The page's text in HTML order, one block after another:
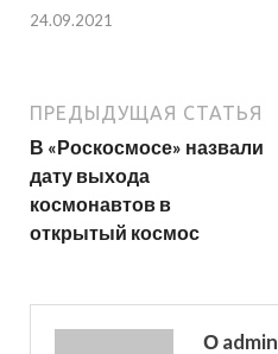
24.09.2021
ПРЕДЫДУЩАЯ СТАТЬЯ
В «Роскосмосе» назвали
дату выхода
космонавтов в
открытый космос
О admin